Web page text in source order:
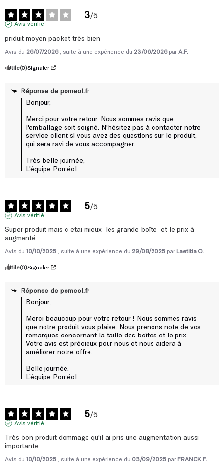
3/5
Avis vérifié
priduit moyen packet très bien
Avis du 26/07/2026 , suite à une expérience du 23/06/2026 par A.F.
Utile(0)Signaler
Réponse de pomeol.fr
Bonjour,
Merci pour votre retour. Nous sommes ravis que
l'emballage soit soigné. N'hésitez pas à contacter notre
service client si vous avez des questions sur le produit,
qui sera ravi de vous accompagner.
Très belle journée,
L'équipe Poméol
5/5
Avis vérifié
Super produit mais c etai mieux  les grande boîte  et le prix à
augmenté
Avis du 10/10/2025 , suite à une expérience du 29/08/2025 par Laetitia O.
Utile(0)Signaler
Réponse de pomeol.fr
Bonjour,
Merci beaucoup pour votre retour ! Nous sommes ravis
que notre produit vous plaise. Nous prenons note de vos
remarques concernant la taille des boîtes et le prix.
Votre avis est précieux pour nous et nous aidera à
améliorer notre offre.
Belle journée.
L’équipe Poméol
5/5
Avis vérifié
Très bon produit dommage qu'il ai pris une augmentation aussi
importante
Avis du 10/10/2025 , suite à une expérience du 03/09/2025 par FRANCK F.